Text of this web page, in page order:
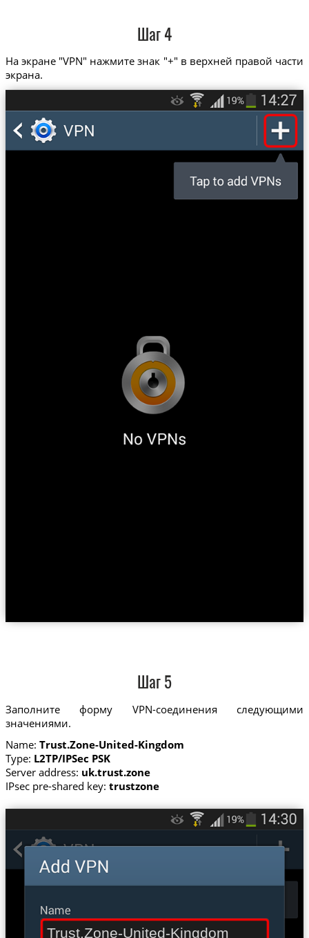
Шаг 4
На экране "VPN" нажмите знак "+" в верхней правой части
экрана.
Шаг 5
Заполните форму VPN-соединения следующими
значениями.
Name: Trust.Zone-United-Kingdom
Type: L2TP/IPSec PSK
Server address: uk.trust.zone
IPsec pre-shared key: trustzone
Trust.Zone-United-Kingdom